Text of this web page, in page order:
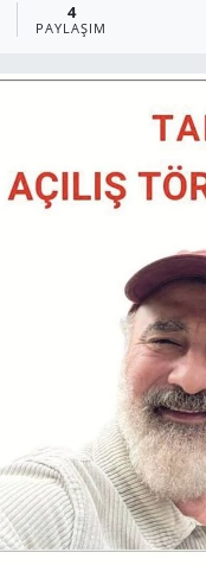
4
PAYLAŞIM